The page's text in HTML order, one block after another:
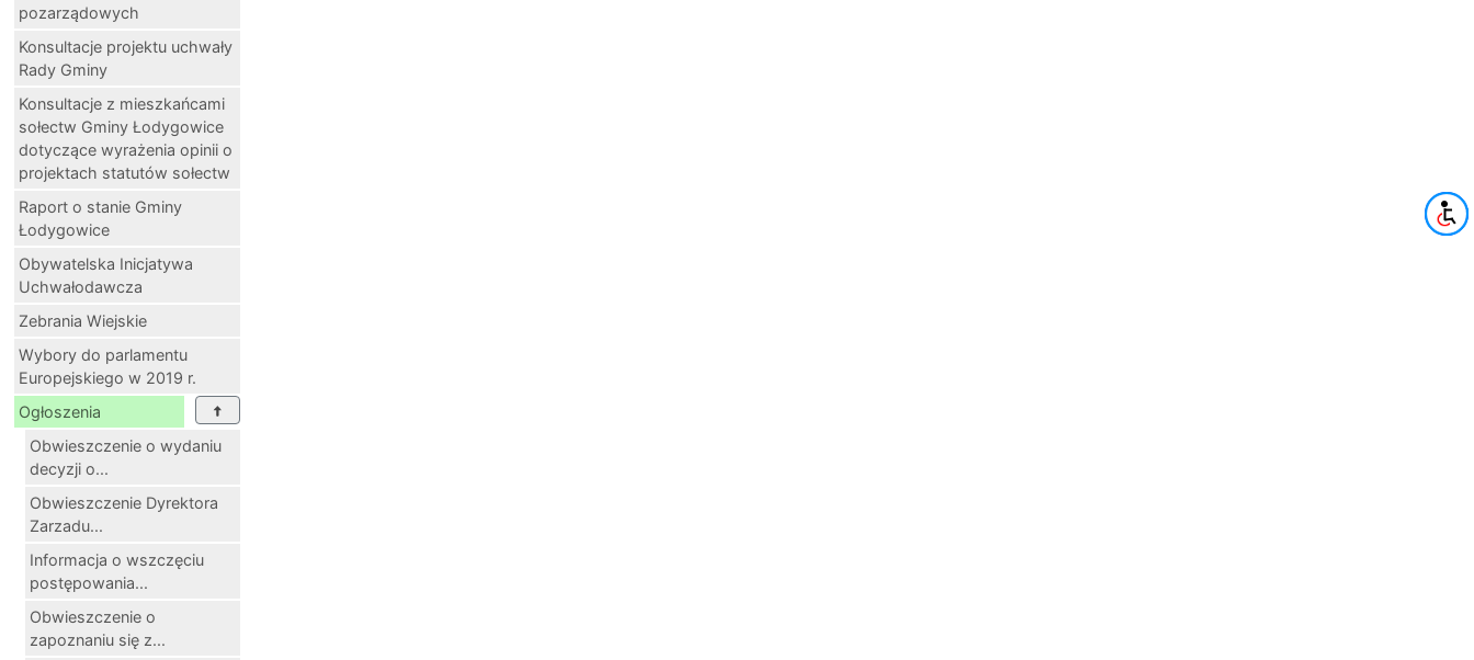
pozarządowych
Konsultacje projektu uchwały
Rady Gminy
Konsultacje z mieszkańcami
sołectw Gminy Łodygowice
dotyczące wyrażenia opinii o
projektach statutów sołectw
Raport o stanie Gminy
Łodygowice
Obywatelska Inicjatywa
Uchwałodawcza
Zebrania Wiejskie
Wybory do parlamentu
Europejskiego w 2019 r.
Ogłoszenia
Obwieszczenie o wydaniu
decyzji o...
Obwieszczenie Dyrektora
Zarzadu...
Informacja o wszczęciu
postępowania...
Obwieszczenie o
zapoznaniu się z...